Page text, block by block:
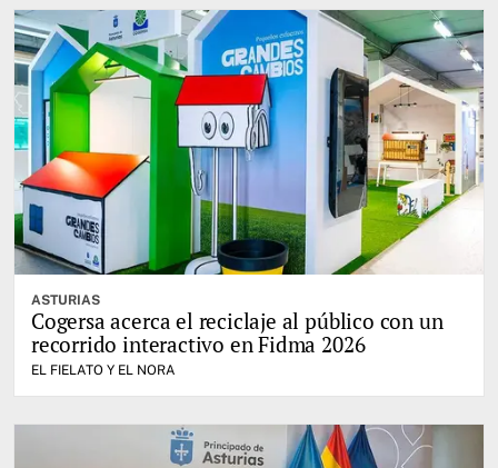
ASTURIAS
Cogersa acerca el reciclaje al público con un
recorrido interactivo en Fidma 2026
EL FIELATO Y EL NORA